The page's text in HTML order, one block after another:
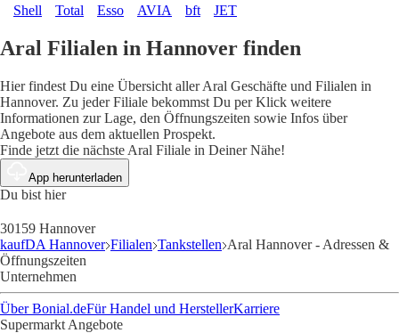
Shell Total Esso AVIA bft JET
Aral Filialen in Hannover finden
Hier findest Du eine Übersicht aller Aral Geschäfte und Filialen in
Hannover. Zu jeder Filiale bekommst Du per Klick weitere
Informationen zur Lage, den Öffnungszeiten sowie Infos über
Angebote aus dem aktuellen Prospekt.
Finde jetzt die nächste Aral Filiale in Deiner Nähe!
App herunterladen
Du bist hier
30159 Hannover
kaufDA Hannover Filialen Tankstellen Aral Hannover - Adressen &
Öffnungszeiten
Unternehmen
Über Bonial.deFür Handel und HerstellerKarriere
Supermarkt Angebote